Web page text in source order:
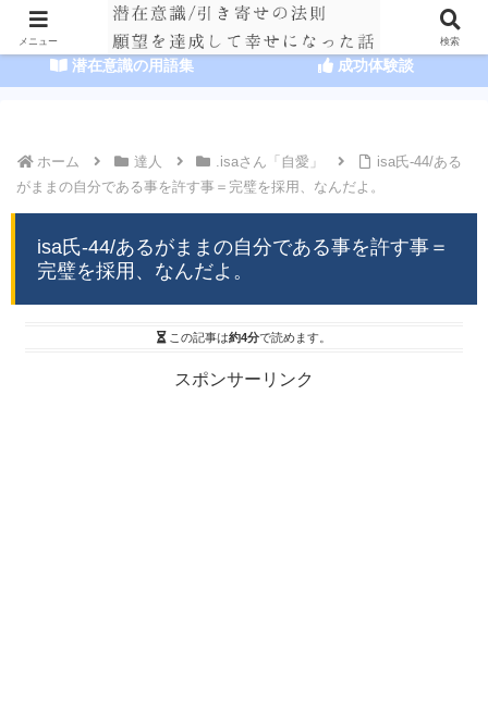
HOME 潜在意識の達人まとめ
潜在意識の用語集 成功体験談
ホーム 達人 .isaさん「自愛」
isa氏-44/ある
がままの自分である事を許す事＝完璧を採用、なんだよ。
isa氏-44/あるがままの自分である事を許す事＝
完璧を採用、なんだよ。
この記事は約4分で読めます。
スポンサーリンク
メニュー 検索